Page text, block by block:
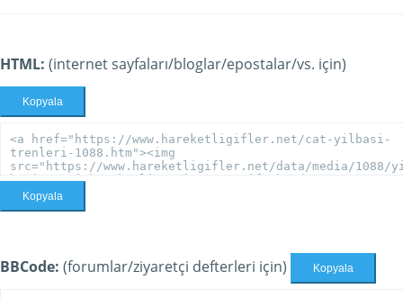
HTML: (internet sayfaları/bloglar/epostalar/vs. için)
Kopyala
Kopyala
BBCode: (forumlar/ziyaretçi defterleri için) Kopyala